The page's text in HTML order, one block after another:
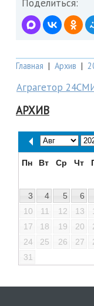
Поделиться:
Главная | Архив |
Аграгетор
АРХИВ
Пн Вт Ср Чт
3
4 5 6
10
11 12 13
17
18 19 20
24
25 26 27
31